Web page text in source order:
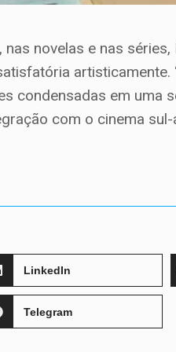
novelas e nas
artisticamente.
condensadas em uma
com o cinema
LinkedIn
Telegram